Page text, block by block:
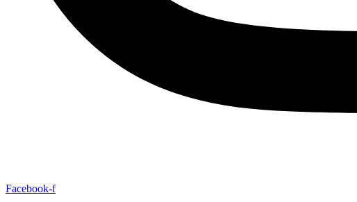
Facebook-f